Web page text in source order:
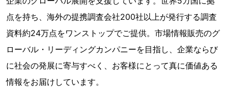
点を持ち、海外の提携調査会社200社以上が発行する調査
資料約24万点をワンストップでご提供。市場情報販売のグ
ローバル・リーディングカンパニーを目指し、企業ならび
に社会の発展に寄与すべく、お客様にとって真に価値ある
情報をお届けしています。